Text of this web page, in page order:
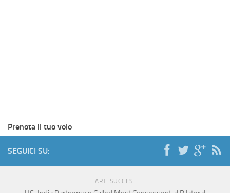
Prenota il tuo volo
SEGUICI SU:
ART. SUCCES.